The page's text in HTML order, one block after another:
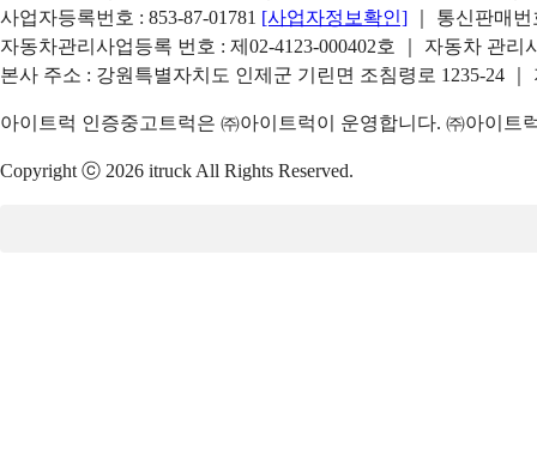
사업자등록번호 : 853-87-01781 [사업자정보확인]
｜ 통신판매
자동차관리사업등록 번호 : 제02-4123-000402호 ｜ 자동차 관
본사 주소 : 강원특별자치도 인제군 기린면 조침령로 1235-24
아이트럭 인증중고트럭은 ㈜아이트럭이 운영합니다. ㈜아이
Copyright ⓒ 2026 itruck All Rights Reserved.